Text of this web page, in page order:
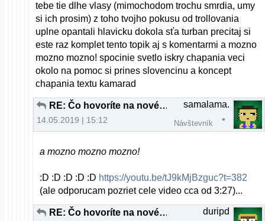
tebe tie dlhe vlasy (mimochodom trochu smrdia, umy
si ich prosim) z toho tvojho pokusu od trollovania
uplne opantali hlavicku dokola sťa turban precitaj si
este raz komplet tento topik aj s komentarmi a mozno
mozno mozno! spocinie svetlo iskry chapania veci
okolo na pomoc si prines slovencinu a koncept
chapania textu kamarad
RE: Čo hovoríte na nové xfce v xubuntu19.04
14.05.2019 | 15:12
samalama.
Návštevník
a mozno mozno mozno!
:D :D :D :D :D https://youtu.be/tJ9kMjBzguc?t=382
(ale odporucam pozriet cele video cca od 3:27)...
RE: Čo hovoríte na nové xfce v xubuntu19.04 duripd